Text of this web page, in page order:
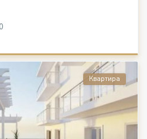
Квартира